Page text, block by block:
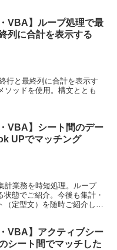
・VBA】ループ処理で最
列に合計を表示する
行と最終列に合計を表示す
ソッドを使用。構文ととも
・VBA】シート間のデー
UPでマッチング
計業務を時短処理。ループ
態でご紹介。今後も集計・
定型文）を随時ご紹介して
・VBA】アクティブシー
シート間でマッチした